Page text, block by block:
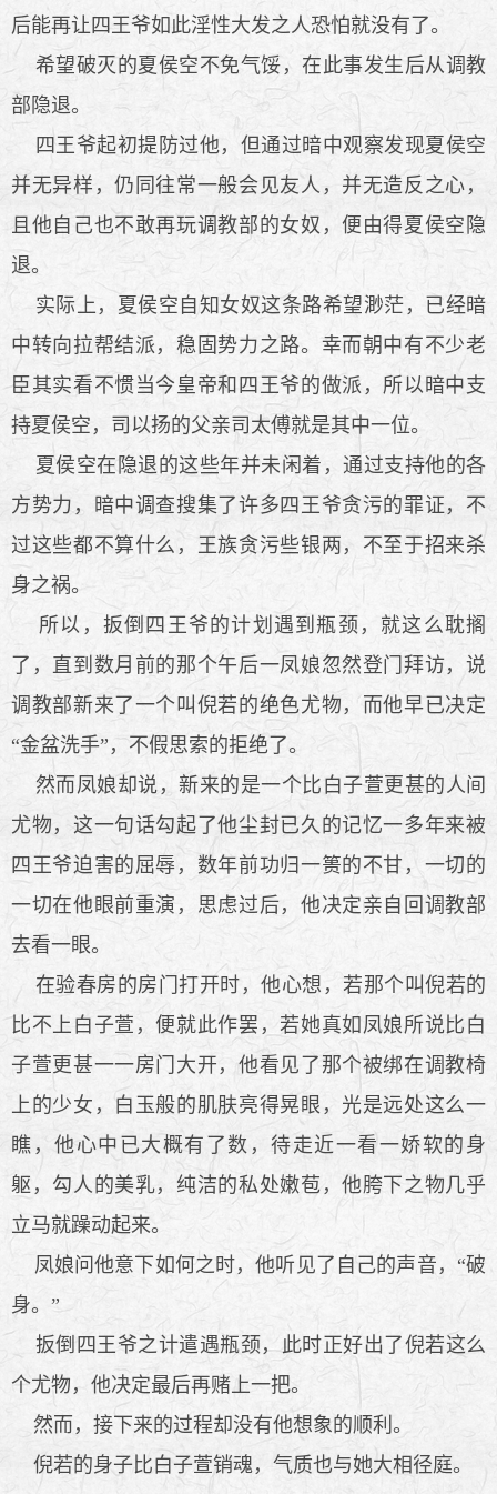
后能再让四王爷如此淫性大发之人恐怕就没有了。
希望破灭的夏侯空不免气馁，在此事发生后从调教
部隐退。
四王爷起初提防过他，但通过暗中观察发现夏侯空
并无异样，仍同往常一般会见友人，并无造反之心，
且他自己也不敢再玩调教部的女奴，便由得夏侯空隐
退。
实际上，夏侯空自知女奴这条路希望渺茫，已经暗
中转向拉帮结派，稳固势力之路。幸而朝中有不少老
臣其实看不惯当今皇帝和四王爷的做派，所以暗中支
持夏侯空，司以扬的父亲司太傅就是其中一位。
夏侯空在隐退的这些年并未闲着，通过支持他的各
方势力，暗中调查搜集了许多四王爷贪污的罪证，不
过这些都不算什么，王族贪污些银两，不至于招来杀
身之祸。
所以，扳倒四王爷的计划遇到瓶颈，就这么耽搁
了，直到数月前的那个午后一凤娘忽然登门拜访，说
调教部新来了一个叫倪若的绝色尤物，而他早已决定
“金盆洗手”，不假思索的拒绝了。
然而凤娘却说，新来的是一个比白子萱更甚的人间
尤物，这一句话勾起了他尘封已久的记忆一多年来被
四王爷迫害的屈辱，数年前功归一篑的不甘，一切的
一切在他眼前重演，思虑过后，他决定亲自回调教部
去看一眼。
在验春房的房门打开时，他心想，若那个叫倪若的
比不上白子萱，便就此作罢，若她真如凤娘所说比白
子萱更甚一一房门大开，他看见了那个被绑在调教椅
上的少女，白玉般的肌肤亮得晃眼，光是远处这么一
瞧，他心中已大概有了数，待走近一看一娇软的身
躯，勾人的美乳，纯洁的私处嫩苞，他胯下之物几乎
立马就躁动起来。
凤娘问他意下如何之时，他听见了自己的声音，“破
身。”
扳倒四王爷之计遣遇瓶颈，此时正好出了倪若这么
个尤物，他决定最后再赌上一把。
然而，接下来的过程却没有他想象的顺利。
倪若的身子比白子萱销魂，气质也与她大相径庭。